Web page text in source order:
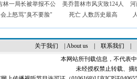
林一局长被举报不公
会上怒骂"臭不要脸"
美乔普林市风灾致124人
死亡 人数历史最高
河
关于我们 About us| 联系我们
本网站所刊载信息，不代表
未经授权禁止转载、摘